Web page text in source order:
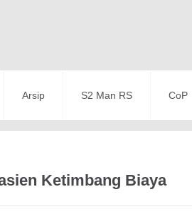
Arsip S2 Man RS CoP
Ketimbang Biaya